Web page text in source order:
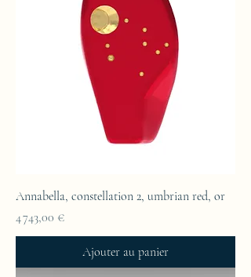
Annabella, constellation 2, umbrian red, or
Prix
4 743,00 €
Ajouter au panier